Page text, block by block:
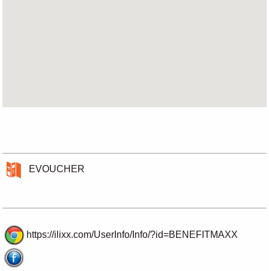
EVOUCHER
https://ilixx.com/UserInfo/Info/?id=BENEFITMAXX